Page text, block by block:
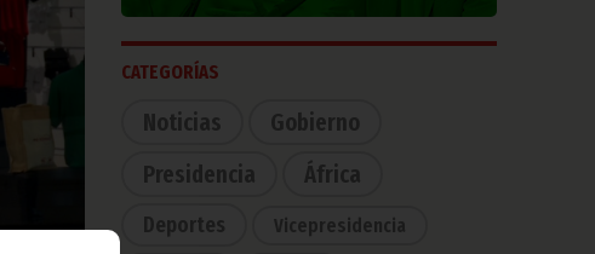
CATEGORÍAS
Noticias
Gobierno
Presidencia
África
Deportes Vicepresidencia